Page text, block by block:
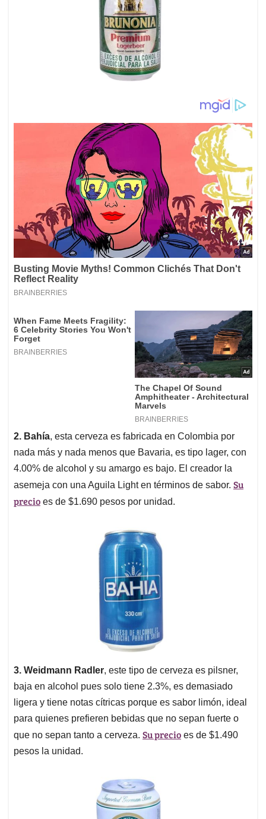
2. Bahía, esta cerveza es fabricada en Colombia por
nada más y nada menos que Bavaria, es tipo lager, con
4.00% de alcohol y su amargo es bajo. El creador la
asemeja con una Aguila Light en términos de sabor. Su
precio es de $1.690 pesos por unidad.
3. Weidmann Radler, este tipo de cerveza es pilsner,
baja en alcohol pues solo tiene 2.3%, es demasiado
ligera y tiene notas cítricas porque es sabor limón, ideal
para quienes prefieren bebidas que no sepan fuerte o
que no sepan tanto a cerveza. Su precio es de $1.490
pesos la unidad.